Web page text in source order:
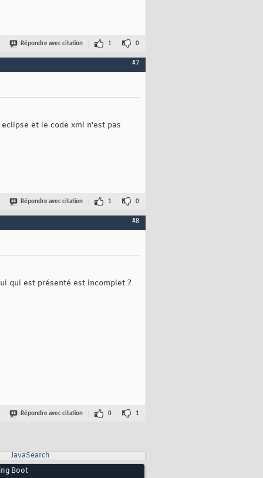
AbstractAutowireCapableBeanFactory.java:
AbstractAutowireCapableBeanFactory.java:
'hibernate.dialect' not set
(DialectFactoryImpl.java:100)
Répondre avec citation 1 0
#7
eclipse et le code xml n'est pas
Répondre avec citation 1 0
#8
qui est présenté est incomplet ?
Répondre avec citation 0 1
JavaSearch
Boot